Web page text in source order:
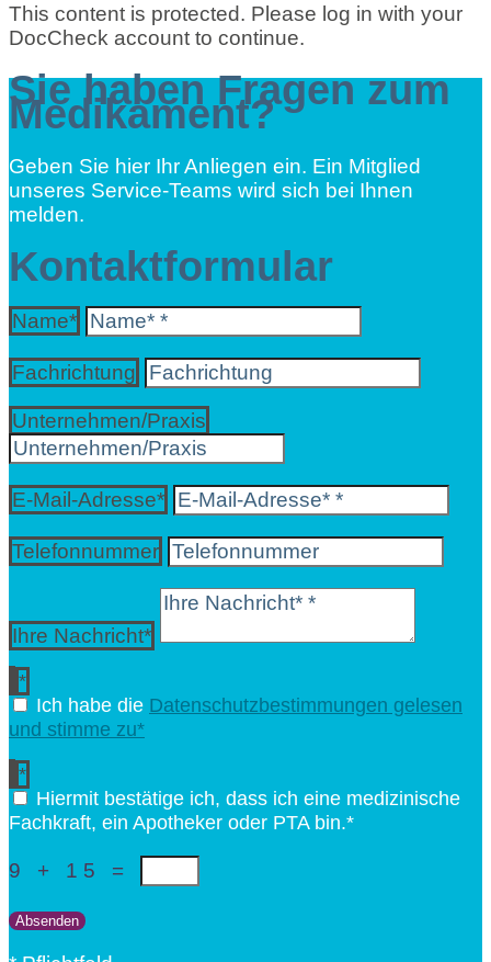
This content is protected. Please log in with your
DocCheck account to continue.
Sie haben Fragen zum
Medikament?
Geben Sie hier Ihr Anliegen ein. Ein Mitglied
unseres Service-Teams wird sich bei Ihnen
melden.
Kontaktformular
Name*
Fachrichtung
Unternehmen/Praxis
E-Mail-Adresse*
Telefonnummer
Ihre Nachricht*
Ich habe die Datenschutzbestimmungen gelesen
und stimme zu*
Hiermit bestätige ich, dass ich eine medizinische
Fachkraft, ein Apotheker oder PTA bin.*
9 + 15 =
Absenden